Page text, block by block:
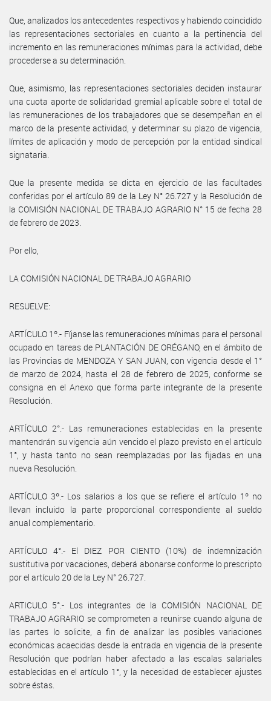
Que, analizados los antecedentes respectivos y habiendo coincidido
las representaciones sectoriales en cuanto a la pertinencia del
incremento en las remuneraciones mínimas para la actividad, debe
procederse a su determinación.
Que, asimismo, las representaciones sectoriales deciden instaurar
una cuota aporte de solidaridad gremial aplicable sobre el total de
las remuneraciones de los trabajadores que se desempeñan en el
marco de la presente actividad, y determinar su plazo de vigencia,
límites de aplicación y modo de percepción por la entidad sindical
signataria.
Que la presente medida se dicta en ejercicio de las facultades
conferidas por el artículo 89 de la Ley N° 26.727 y la Resolución de
la COMISIÓN NACIONAL DE TRABAJO AGRARIO N° 15 de fecha 28
de febrero de 2023.
Por ello,
LA COMISIÓN NACIONAL DE TRABAJO AGRARIO
RESUELVE:
ARTÍCULO 1º.- Fíjanse las remuneraciones mínimas para el personal
ocupado en tareas de PLANTACIÓN DE ORÉGANO, en el ámbito de
las Provincias de MENDOZA Y SAN JUAN, con vigencia desde el 1°
de marzo de 2024, hasta el 28 de febrero de 2025, conforme se
consigna en el Anexo que forma parte integrante de la presente
Resolución.
ARTÍCULO 2°.- Las remuneraciones establecidas en la presente
mantendrán su vigencia aún vencido el plazo previsto en el artículo
1°, y hasta tanto no sean reemplazadas por las fijadas en una
nueva Resolución.
ARTÍCULO 3º.- Los salarios a los que se refiere el artículo 1º no
llevan incluido la parte proporcional correspondiente al sueldo
anual complementario.
ARTÍCULO 4°.- El DIEZ POR CIENTO (10%) de indemnización
sustitutiva por vacaciones, deberá abonarse conforme lo prescripto
por el artículo 20 de la Ley N° 26.727.
ARTICULO 5°.- Los integrantes de la COMISIÓN NACIONAL DE
TRABAJO AGRARIO se comprometen a reunirse cuando alguna de
las partes lo solicite, a fin de analizar las posibles variaciones
económicas acaecidas desde la entrada en vigencia de la presente
Resolución que podrían haber afectado a las escalas salariales
establecidas en el artículo 1°, y la necesidad de establecer ajustes
sobre éstas.